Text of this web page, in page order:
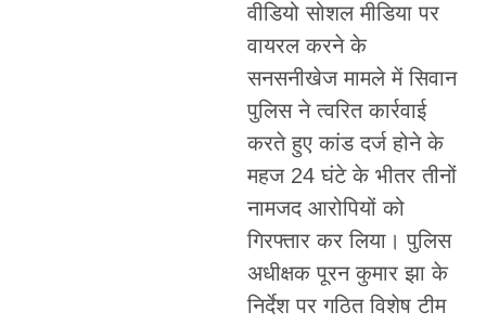
वीडियो सोशल मीडिया पर
वायरल करने के
सनसनीखेज मामले में सिवान
पुलिस ने त्वरित कार्रवाई
करते हुए कांड दर्ज होने के
महज 24 घंटे के भीतर तीनों
नामजद आरोपियों को
गिरफ्तार कर लिया। पुलिस
अधीक्षक पूरन कुमार झा के
निर्देश पर गठित विशेष टीम